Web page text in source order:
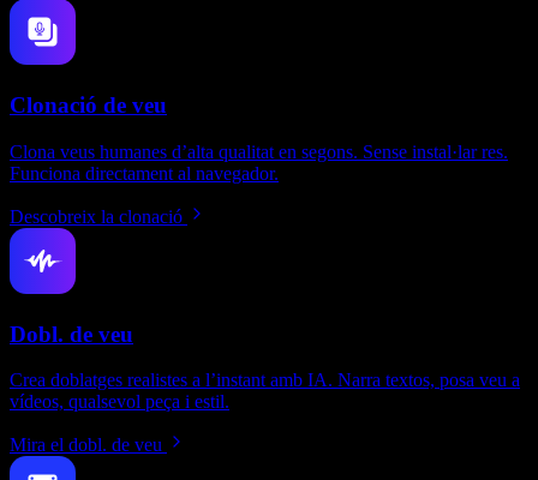
Clonació de veu
Clona veus humanes d’alta qualitat en segons. Sense instal·lar res.
Funciona directament al navegador.
Descobreix la clonació
Dobl. de veu
Crea doblatges realistes a l’instant amb IA. Narra textos, posa veu a
vídeos, qualsevol peça i estil.
Mira el dobl. de veu